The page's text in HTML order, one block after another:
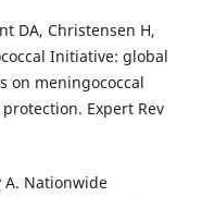
DA, Christensen H,
Initiative: global
on meningococcal
Expert Rev
A. Nationwide